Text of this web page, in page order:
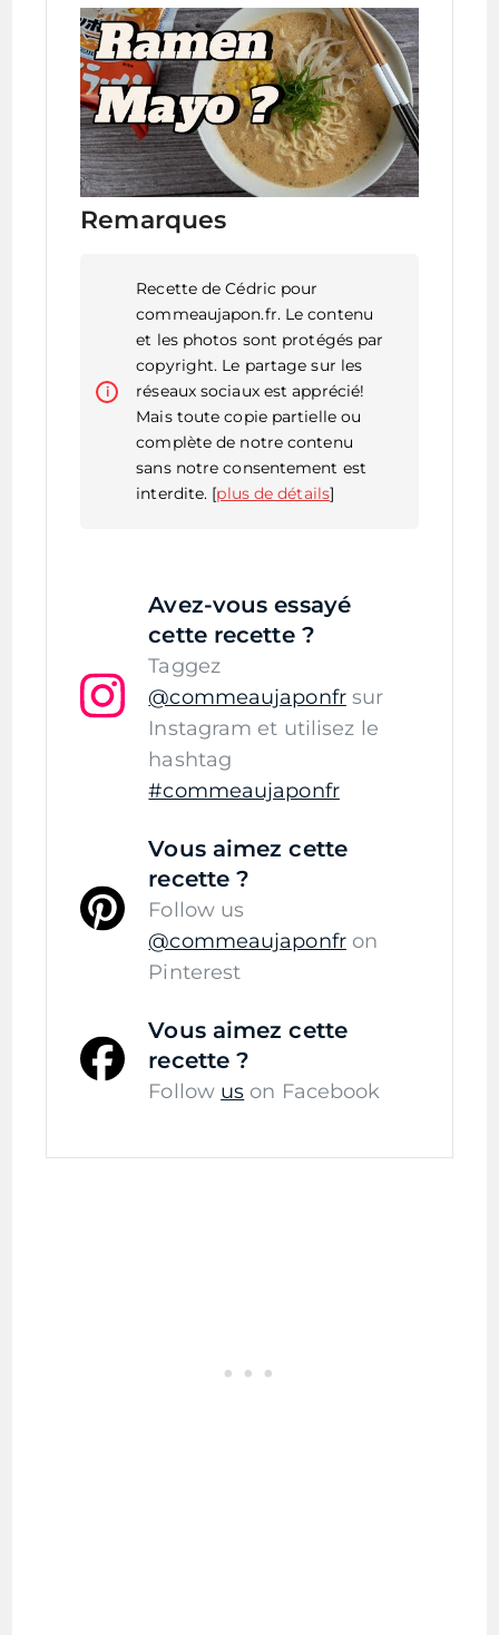
Remarques
Recette de Cédric pour
commeaujapon.fr. Le contenu
et les photos sont protégés par
copyright. Le partage sur les
réseaux sociaux est apprécié!
Mais toute copie partielle ou
complète de notre contenu
sans notre consentement est
interdite. [plus de détails]
Avez-vous essayé
cette recette ?
Taggez
@commeaujaponfrsur
Instagram et utilisez le
hashtag
#commeaujaponfr
Vous aimez cette
recette ?
Follow us
@commeaujaponfron
Pinterest
Vous aimez cette
recette ?
Follow us on Facebook